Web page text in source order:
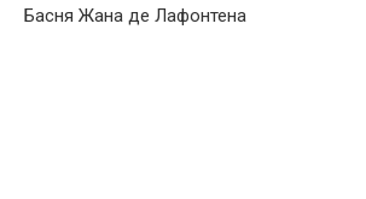
Басня Жана де Лафонтена